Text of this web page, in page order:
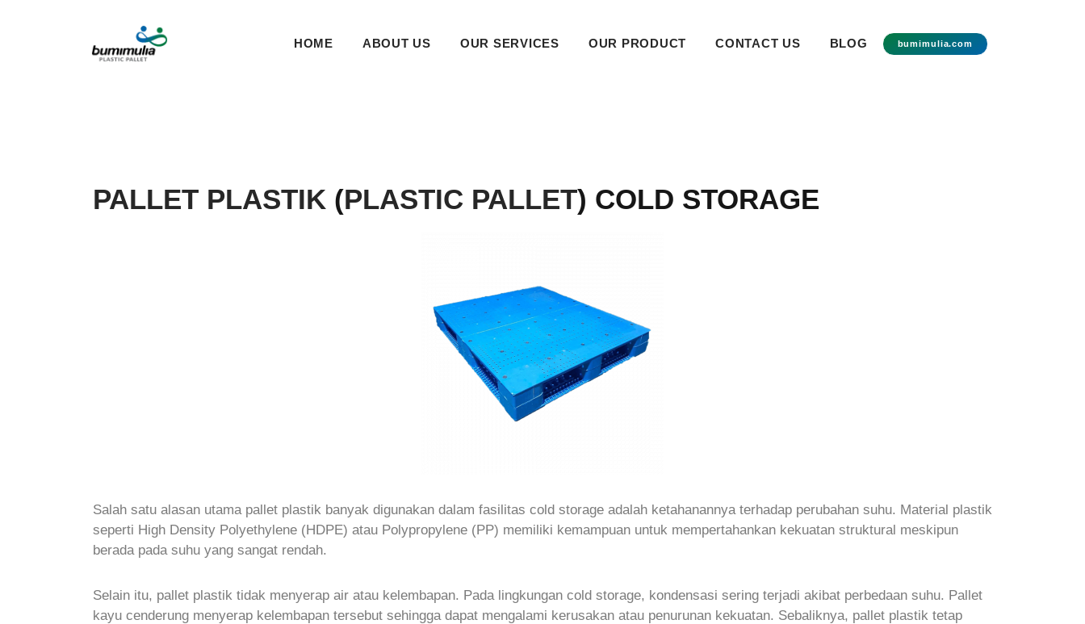
HOME ABOUT US OUR SERVICES OUR PRODUCT CONTACT US BLOG bumimulia.com
PALLET PLASTIK (PLASTIC PALLET) COLD STORAGE
Salah satu alasan utama pallet plastik banyak digunakan dalam fasilitas cold storage adalah ketahanannya terhadap perubahan suhu. Material plastik
seperti High Density Polyethylene (HDPE) atau Polypropylene (PP) memiliki kemampuan untuk mempertahankan kekuatan struktural meskipun
berada pada suhu yang sangat rendah.
Selain itu, pallet plastik tidak menyerap air atau kelembapan. Pada lingkungan cold storage, kondensasi sering terjadi akibat perbedaan suhu. Pallet
kayu cenderung menyerap kelembapan tersebut sehingga dapat mengalami kerusakan atau penurunan kekuatan. Sebaliknya, pallet plastik tetap